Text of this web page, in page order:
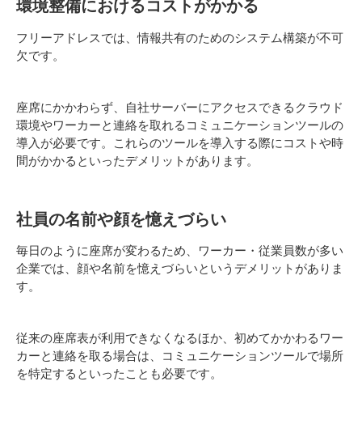
環境整備におけるコストがかかる
フリーアドレスでは、情報共有のためのシステム構築が不可
欠です。
座席にかかわらず、自社サーバーにアクセスできるクラウド
環境やワーカーと連絡を取れるコミュニケーションツールの
導入が必要です。これらのツールを導入する際にコストや時
間がかかるといったデメリットがあります。
社員の名前や顔を憶えづらい
毎日のように座席が変わるため、ワーカー・従業員数が多い
企業では、顔や名前を憶えづらいというデメリットがありま
す。
従来の座席表が利用できなくなるほか、初めてかかわるワー
カーと連絡を取る場合は、コミュニケーションツールで場所
を特定するといったことも必要です。